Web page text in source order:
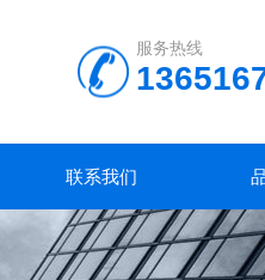
服务热线
联系我们